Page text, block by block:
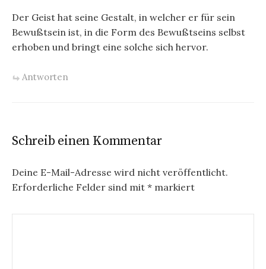
Der Geist hat seine Gestalt, in welcher er für sein
Bewußtsein ist, in die Form des Bewußtseins selbst
erhoben und bringt eine solche sich hervor.
Antworten
Schreib einen Kommentar
Deine E-Mail-Adresse wird nicht veröffentlicht.
Erforderliche Felder sind mit * markiert